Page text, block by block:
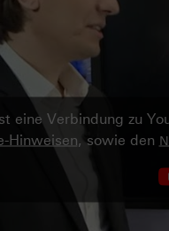
eine Verbindung zu
Hinweisen, sowie den